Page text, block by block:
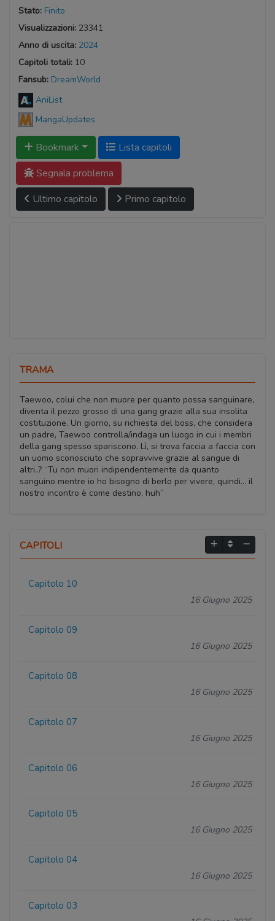
Stato: Finito
Visualizzazioni: 23341
Anno di uscita: 2024
Capitoli totali: 10
Fansub: DreamWorld
AniList
MangaUpdates
Bookmark
Lista capitoli
Segnala problema
Ultimo capitolo
Primo capitolo
TRAMA
Taewoo, colui che non muore per quanto possa sanguinare,
diventa il pezzo grosso di una gang grazie alla sua insolita
costituzione. Un giorno, su richiesta del boss, che considera
un padre, Taewoo controlla/indaga un luogo in cui i membri
della gang spesso spariscono. Lì, si trova faccia a faccia con
un uomo sconosciuto che sopravvive grazie al sangue di
altri..? “Tu non muori indipendentemente da quanto
sanguino mentre io ho bisogno di berlo per vivere, quindi… il
nostro incontro è come destino, huh”
CAPITOLI
Capitolo 10
16 Giugno 2025
Capitolo 09
16 Giugno 2025
Capitolo 08
16 Giugno 2025
Capitolo 07
16 Giugno 2025
Capitolo 06
16 Giugno 2025
Capitolo 05
16 Giugno 2025
Capitolo 04
16 Giugno 2025
Capitolo 03